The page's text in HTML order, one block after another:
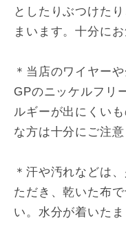
としたりぶつけた
まいます。十分に
＊当店のワイヤー
GPのニッケルフリ
ルギーが出にくい
な方は十分にご注意
＊汗や汚れなどは
ただき、乾いた布
い。水分が着いた